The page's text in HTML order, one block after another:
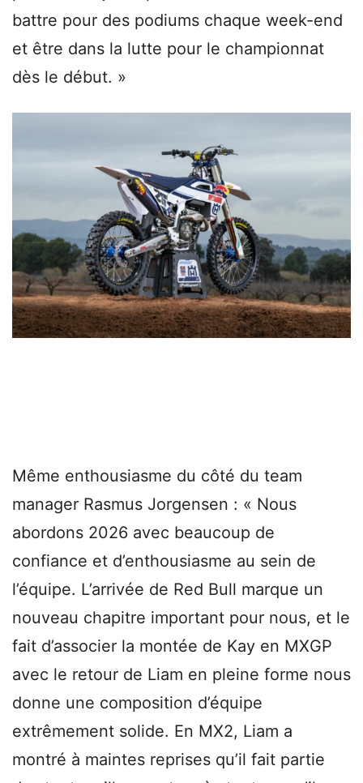
battre pour des podiums chaque week-end
et être dans la lutte pour le championnat
dès le début. »
Même enthousiasme du côté du team
manager Rasmus Jorgensen : « Nous
abordons 2026 avec beaucoup de
confiance et d’enthousiasme au sein de
l’équipe. L’arrivée de Red Bull marque un
nouveau chapitre important pour nous, et le
fait d’associer la montée de Kay en MXGP
avec le retour de Liam en pleine forme nous
donne une composition d’équipe
extrêmement solide. En MX2, Liam a
montré à maintes reprises qu’il fait partie